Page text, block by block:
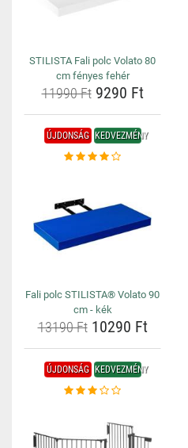
STILISTA Fali polc Volato 80
cm fényes fehér
11990 Ft9290 Ft
ÚJDONSÁG KEDVEZMÉNY
Fali polc STILISTA® Volato 90
cm - kék
13190 Ft10290 Ft
ÚJDONSÁG KEDVEZMÉNY